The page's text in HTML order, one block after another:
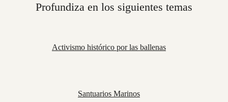
Profundiza en los siguientes temas
Activismo histórico por las ballenas
Santuarios Marinos